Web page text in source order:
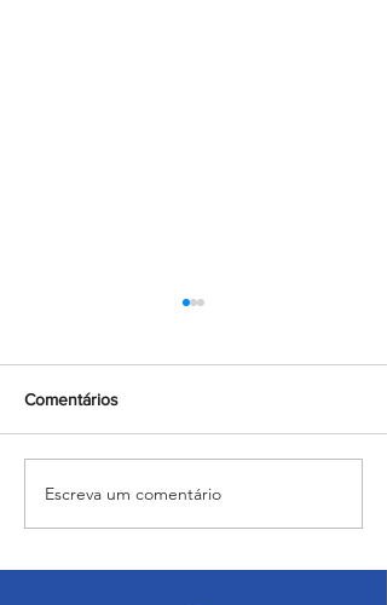
Formando grandes atletas:
no basquete no Rio de
Comentários
Escreva um comentário